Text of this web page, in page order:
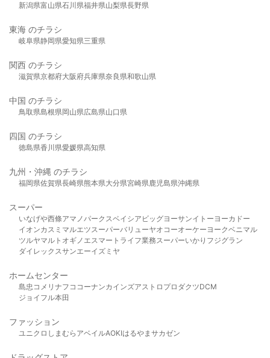
新潟県富山県石川県福井県山梨県長野県
東海 のチラシ
岐阜県静岡県愛知県三重県
関西 のチラシ
滋賀県京都府大阪府兵庫県奈良県和歌山県
中国 のチラシ
鳥取県島根県岡山県広島県山口県
四国 のチラシ
徳島県香川県愛媛県高知県
九州・沖縄 のチラシ
福岡県佐賀県長崎県熊本県大分県宮崎県鹿児島県沖縄県
スーパー
いなげや西條アマノパークスベイシア ビッグヨーサンイトーヨーカドー
イオンカスミ マルエツスーパーバリューヤオコーオーケー ヨークベニマル
ツルヤマルト オギノ エスマート ライフ業務スーパーいかり フジグラン
ダイレックスサンエーイズミヤ
ホームセンター
島忠 コメリ ナフコ コーナンカインズアストロプロダクツDCM
ジョイフル本田
ファッション
ユニクロ しまむら アベイルAOKIはるやま サカゼン